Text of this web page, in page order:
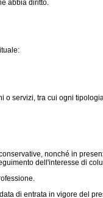
abbia diritto.
servizi, tra cui ogni
nonché in
dell'interesse di
di entrata in vigore del